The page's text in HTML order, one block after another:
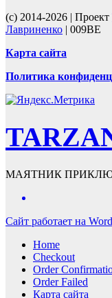
(c) 2014-2026 | Проект
Лавриненко | 009BE
Карта сайта
Политика
МАЯТНИК
Сайт работает на
Home
Checkout
Order
Order Failed
Карта сайта